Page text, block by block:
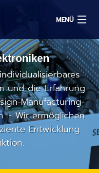
MENÜ
und die Erfahrung
Manufacturing-
- Wir ermöglichen
Entwicklung